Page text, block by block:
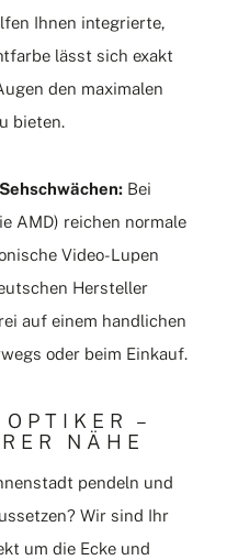
Ihnen integrierte,
lässt sich exakt
den maximalen
bieten.
Bei
AMD) reichen normale
Video-Lupen
Hersteller
auf einem handlichen
oder beim Einkauf.
–
NÄHE
pendeln und
Wir sind Ihr
um die Ecke und